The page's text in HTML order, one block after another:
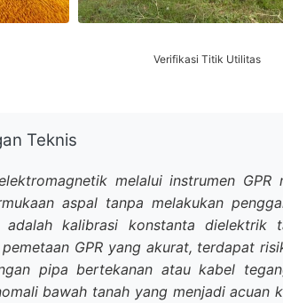
Verifikasi Titik Utilitas
Teknis
melalui instrumen
aspal tanpa melakukan
kalibrasi konstanta dielektrik
GPR yang akurat, terdapat
pipa bertekanan atau kabel
bawah tanah yang menjadi